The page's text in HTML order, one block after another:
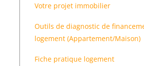
Votre projet immobilier
Outils de diagnostic de
logement (Appartement/Maison)
Fiche pratique logement